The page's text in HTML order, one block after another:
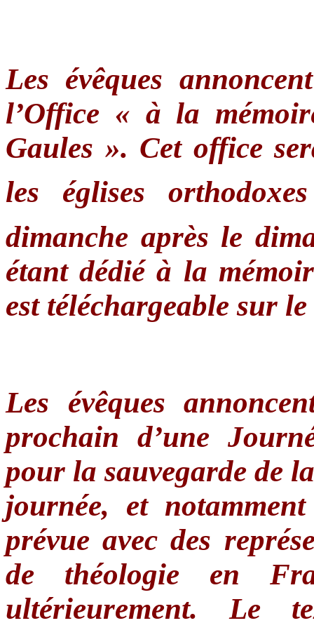
Les évêques
l’Office « à la
Gaules ». Cet office
les églises
dimanche après le
étant dédié à la
est téléchargeable sur
Les évêques
prochain d’une
pour la sauvegarde de
journée, et
prévue avec des
de théologie en
ultérieurement. Le